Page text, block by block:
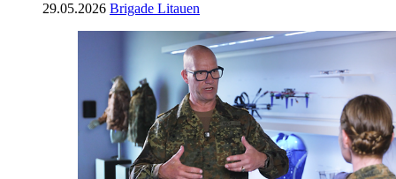
29.05.2026 Brigade Litauen